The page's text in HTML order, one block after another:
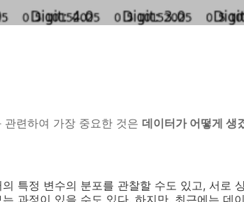
관련하여 가장 중요한 것은 데이터가 어떻게 생
특정 변수의 분포를 관찰할 수도 있고, 서로
과정이 있을 수도 있다. 하지만, 최근에는 데